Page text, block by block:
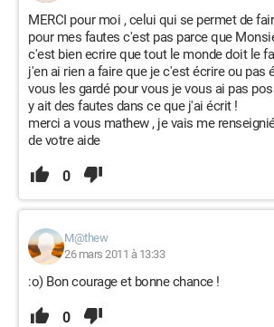
MERCI pour moi , celui qui se permet de
pour mes fautes c'est pas parce que
c'est bien ecrire que tout le monde doit le
j'en ai rien a faire que je c'est écrire ou pas
vous les gardé pour vous je vous ai pas
y ait des fautes dans ce que j'ai écrit !
merci a vous mathew , je vais me
de votre aide
0
M@thew
26 mars 2011 à 13:33
:o) Bon courage et bonne chance !
0